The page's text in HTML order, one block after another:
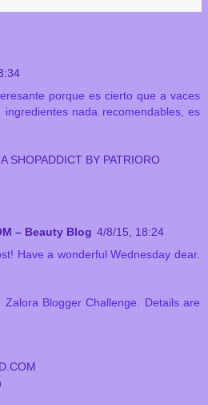
porque es cierto que a vaces
ingredientes nada recomendables, es
SHOPADDICT BY PATRIORO
– Beauty Blog 4/8/15, 18:24
Have a wonderful Wednesday dear.
Blogger Challenge. Details are